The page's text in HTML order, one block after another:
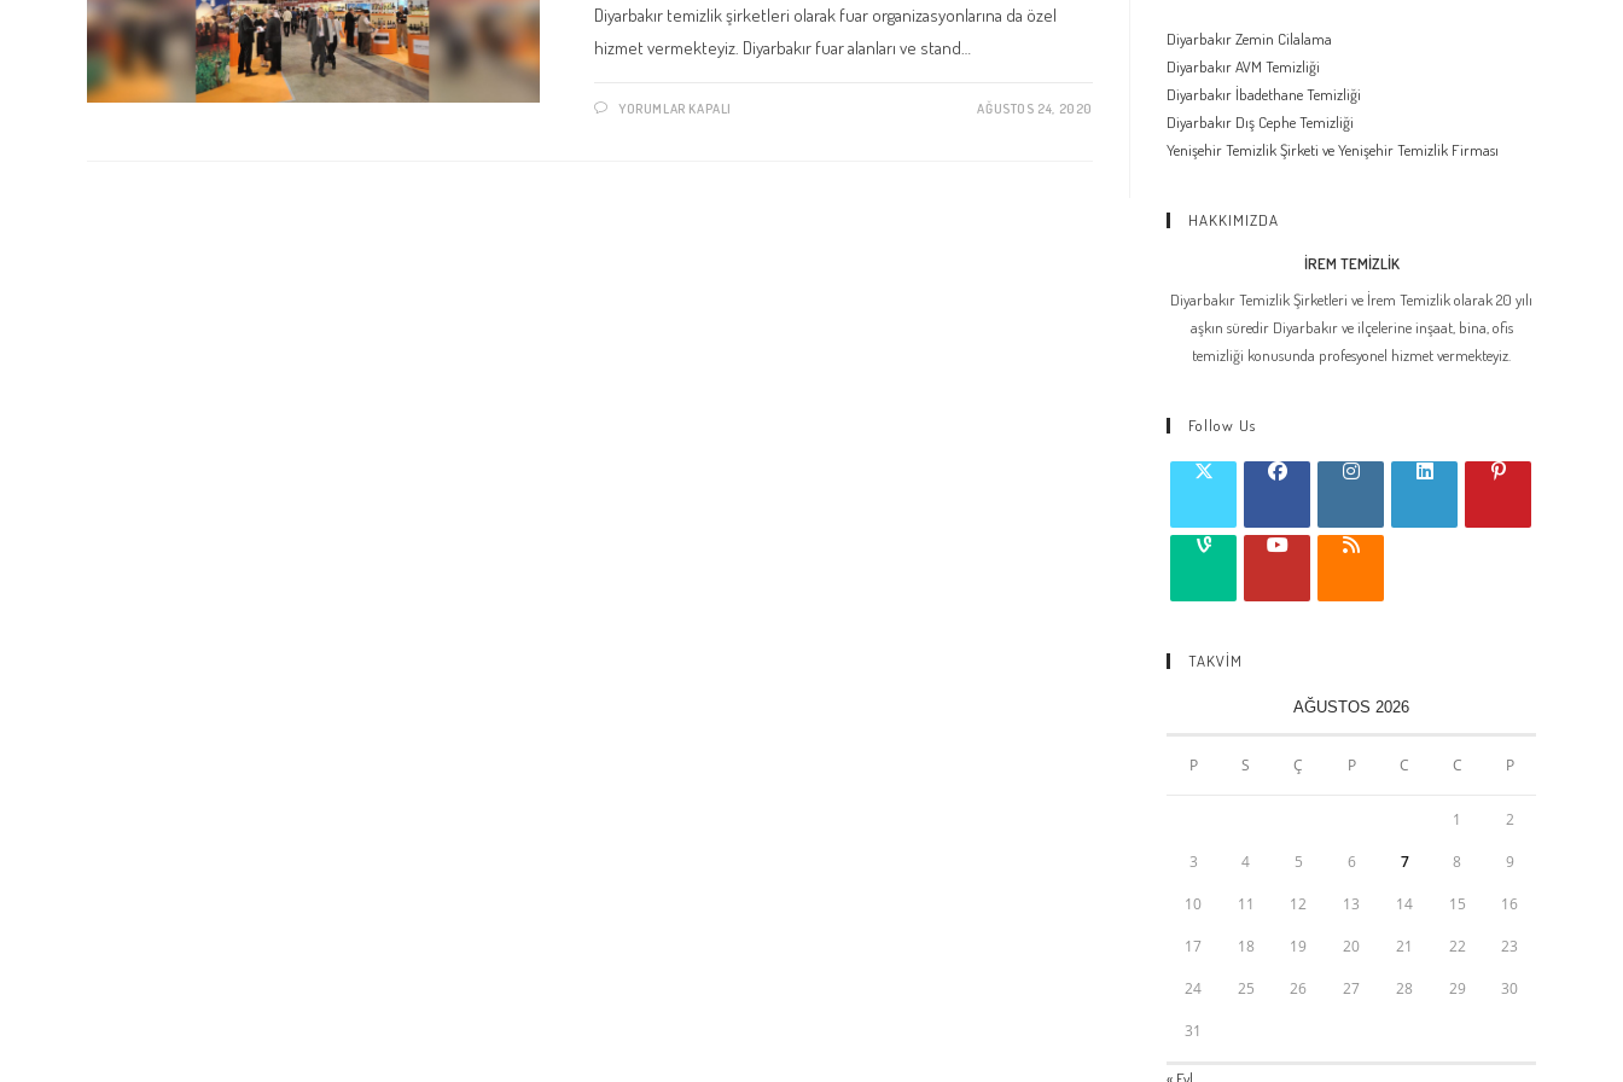
Diyarbakır temizlik şirketleri olarak fuar organizasyonlarına da özel
hizmet vermekteyiz. Diyarbakır fuar alanları ve stand…
DIYARBAKIR
YORUMLAR KAPALI AĞUSTOS 24, 2020
Diyarbakır Zemin Cilalama
Diyarbakır AVM Temizliği
Diyarbakır İbadethane Temizliği
Diyarbakır Dış Cephe Temizliği
Yenişehir Temizlik Şirketi ve Yenişehir Temizlik Firması
HAKKIMIZDA
İREM TEMİZLİK
Diyarbakır Temizlik Şirketleri ve İrem Temizlik olarak 20 yılı
aşkın süredir Diyarbakır ve ilçelerine inşaat, bina, ofis
temizliği konusunda profesyonel hizmet vermekteyiz.
Follow Us
TAKVİM
AĞUSTOS 2026
P S Ç P C C P
1 2
3 4 5 6 7 8 9
10 11 12 13 14 15 16
17 18 19 20 21 22 23
24 25 26 27 28 29 30
31